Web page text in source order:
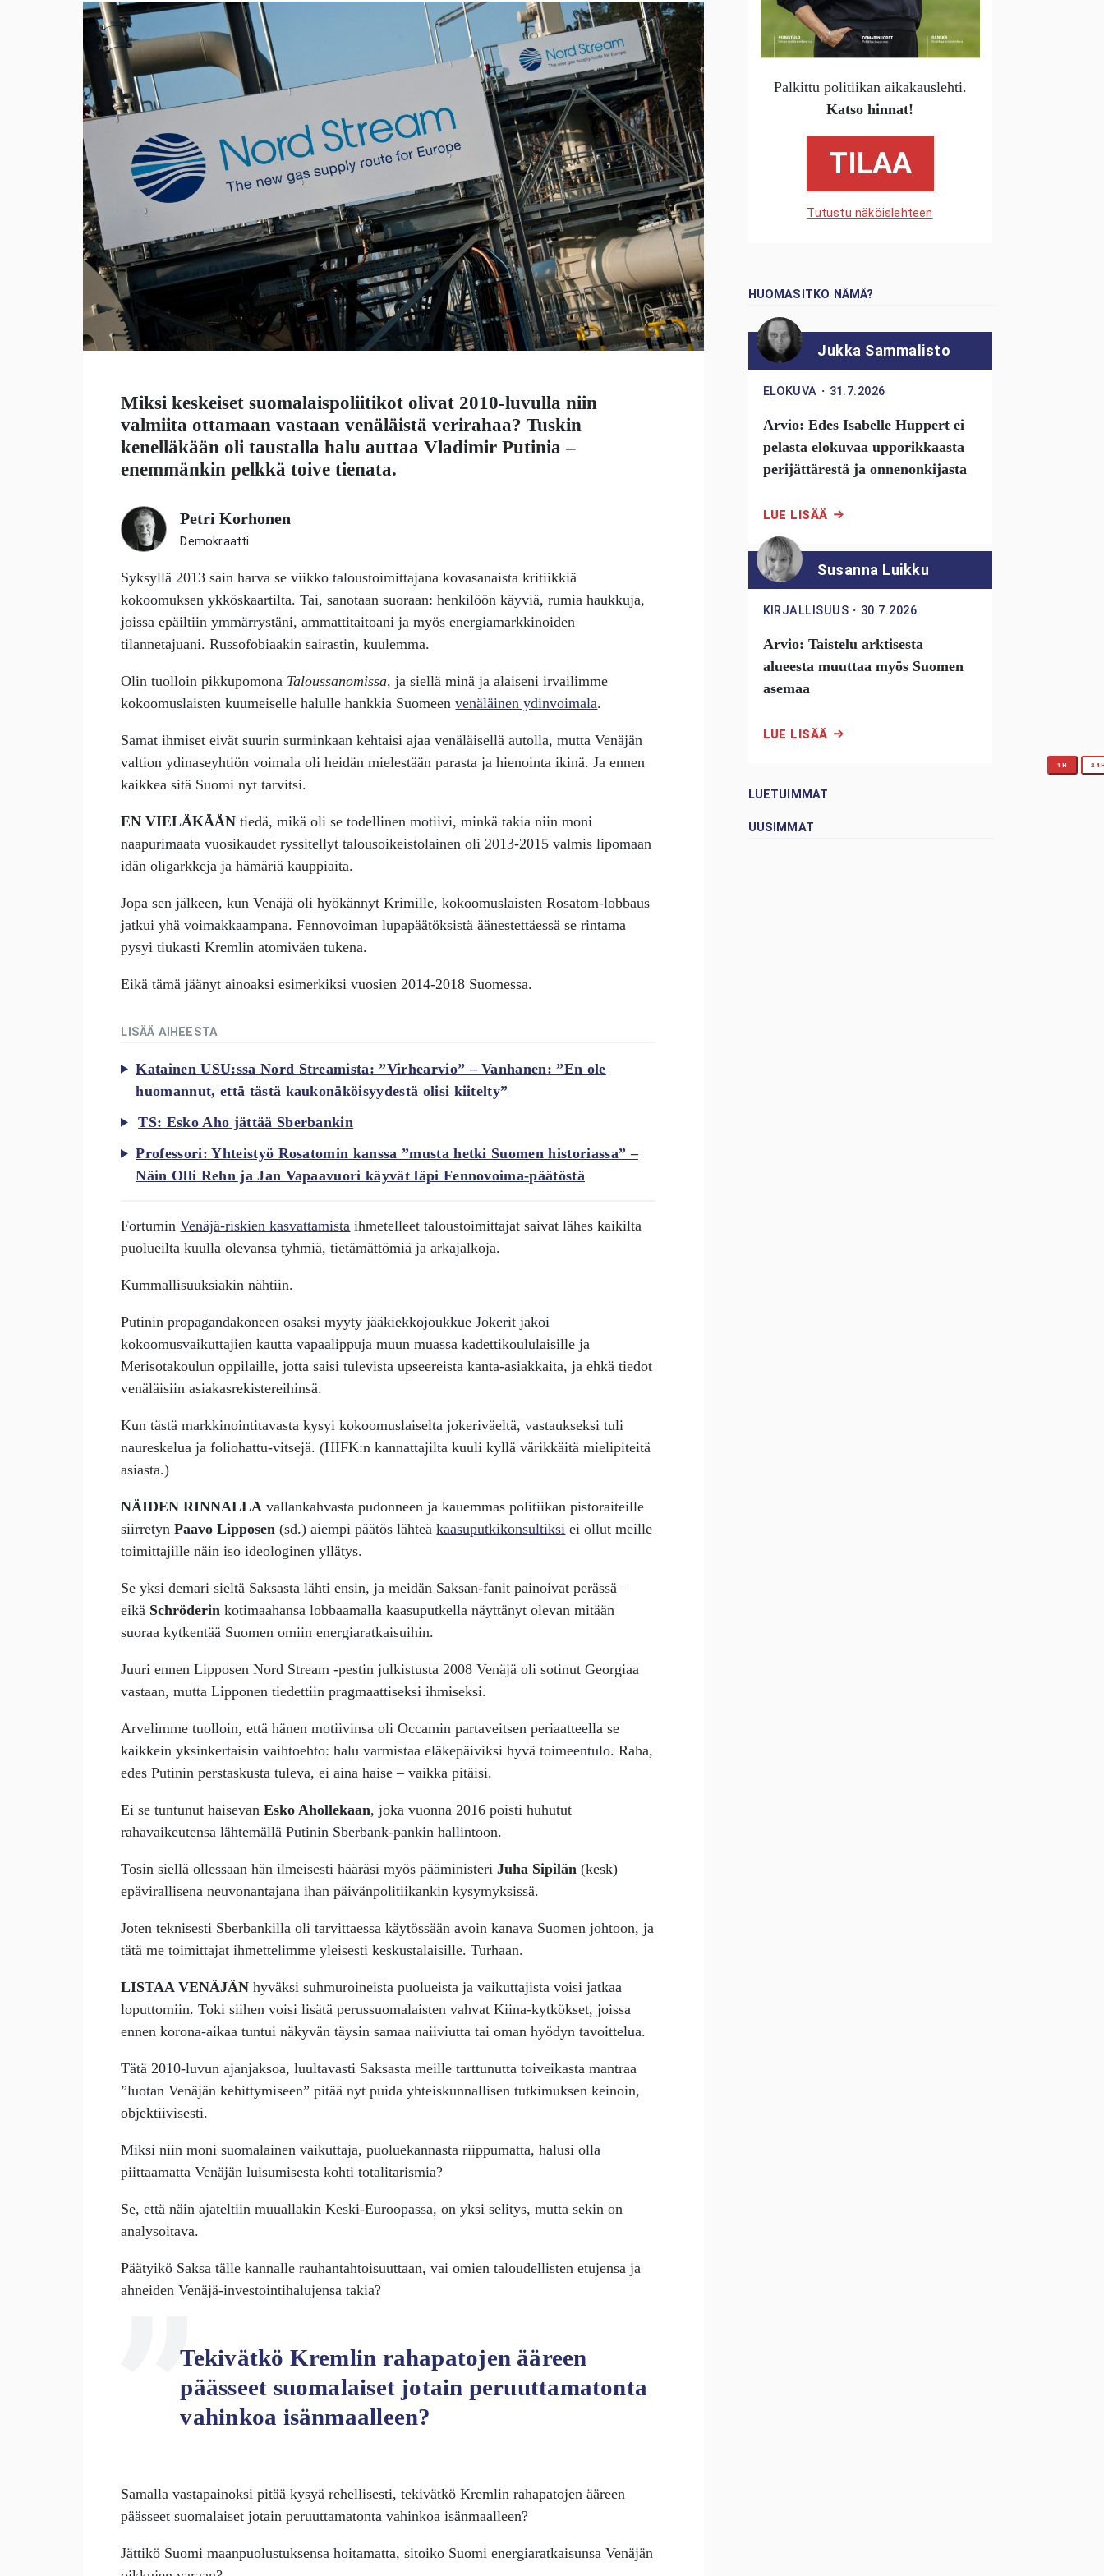
Miksi keskeiset suomalaispoliitikot olivat 2010-luvulla niin
valmiita ottamaan vastaan venäläistä verirahaa? Tuskin
kenelläkään oli taustalla halu auttaa Vladimir Putinia –
enemmänkin pelkkä toive tienata.
Petri Korhonen
Demokraatti
Syksyllä 2013 sain harva se viikko taloustoimittajana kovasanaista kritiikkiä
kokoomuksen ykköskaartilta. Tai, sanotaan suoraan: henkilöön käyviä, rumia haukkuja,
joissa epäiltiin ymmärrystäni, ammattitaitoani ja myös energiamarkkinoiden
tilannetajuani. Russofobiaakin sairastin, kuulemma.
Olin tuolloin pikkupomona Taloussanomissa, ja siellä minä ja alaiseni irvailimme
kokoomuslaisten kuumeiselle halulle hankkia Suomeenvenäläinen ydinvoimala.
Samat ihmiset eivät suurin surminkaan kehtaisi ajaa venäläisellä autolla, mutta Venäjän
valtion ydinaseyhtiön voimala oli heidän mielestään parasta ja hienointa ikinä. Ja ennen
kaikkea sitä Suomi nyt tarvitsi.
EN VIELÄKÄÄN tiedä, mikä oli se todellinen motiivi, minkä takia niin moni
naapurimaata vuosikaudet ryssitellyt talousoikeistolainen oli 2013-2015 valmis lipomaan
idän oligarkkeja ja hämäriä kauppiaita.
Jopa sen jälkeen, kun Venäjä oli hyökännyt Krimille, kokoomuslaisten Rosatom-lobbaus
jatkui yhä voimakkaampana. Fennovoiman lupapäätöksistä äänestettäessä se rintama
pysyi tiukasti Kremlin atomiväen tukena.
Eikä tämä jäänyt ainoaksi esimerkiksi vuosien 2014-2018 Suomessa.
LISÄÄ AIHEESTA
Katainen USU:ssa Nord Streamista: ”Virhearvio” – Vanhanen: ”En ole
huomannut, että tästä kaukonäköisyydestä olisi kiitelty”
TS: Esko Aho jättää Sberbankin
Professori: Yhteistyö Rosatomin kanssa ”musta hetki Suomen historiassa” –
Näin Olli Rehn ja Jan Vapaavuori käyvät läpi Fennovoima-päätöstä
FortuminVenäjä-riskien kasvattamista ihmetelleet taloustoimittajat saivat lähes kaikilta
puolueilta kuulla olevansa tyhmiä, tietämättömiä ja arkajalkoja.
Kummallisuuksiakin nähtiin.
Putinin propagandakoneen osaksi myyty jääkiekkojoukkue Jokerit jakoi
kokoomusvaikuttajien kautta vapaalippuja muun muassa kadettikoululaisille ja
Merisotakoulun oppilaille, jotta saisi tulevista upseereista kanta-asiakkaita, ja ehkä tiedot
venäläisiin asiakasrekistereihinsä.
Kun tästä markkinointitavasta kysyi kokoomuslaiselta jokeriväeltä, vastaukseksi tuli
naureskelua ja foliohattu-vitsejä. (HIFK:n kannattajilta kuuli kyllä värikkäitä mielipiteitä
asiasta.)
NÄIDEN RINNALLA vallankahvasta pudonneen ja kauemmas politiikan pistoraiteille
siirretynPaavo Lipposen (sd.) aiempi päätös lähteäkaasuputkikonsultiksi ei ollut meille
toimittajille näin iso ideologinen yllätys.
Se yksi demari sieltä Saksasta lähti ensin, ja meidän Saksan-fanit painoivat perässä –
eikä Schröderin kotimaahansa lobbaamalla kaasuputkella näyttänyt olevan mitään
suoraa kytkentää Suomen omiin energiaratkaisuihin.
Juuri ennen Lipposen Nord Stream -pestin julkistusta 2008 Venäjä oli sotinut Georgiaa
vastaan, mutta Lipponen tiedettiin pragmaattiseksi ihmiseksi.
Arvelimme tuolloin, että hänen motiivinsa oli Occamin partaveitsen periaatteella se
kaikkein yksinkertaisin vaihtoehto: halu varmistaa eläkepäiviksi hyvä toimeentulo. Raha,
edes Putinin perstaskusta tuleva, ei aina haise – vaikka pitäisi.
Ei se tuntunut haisevanEsko Ahollekaan, joka vuonna 2016 poisti huhutut
rahavaikeutensa lähtemällä Putinin Sberbank-pankin hallintoon.
Tosin siellä ollessaan hän ilmeisesti hääräsi myös pääministeriJuha Sipilän (kesk)
epävirallisena neuvonantajana ihan päivänpolitiikankin kysymyksissä.
Joten teknisesti Sberbankilla oli tarvittaessa käytössään avoin kanava Suomen johtoon, ja
tätä me toimittajat ihmettelimme yleisesti keskustalaisille. Turhaan.
LISTAA VENÄJÄN hyväksi suhmuroineista puolueista ja vaikuttajista voisi jatkaa
loputtomiin. Toki siihen voisi lisätä perussuomalaisten vahvat Kiina-kytkökset, joissa
ennen korona-aikaa tuntui näkyvän täysin samaa naiiviutta tai oman hyödyn tavoittelua.
Tätä 2010-luvun ajanjaksoa, luultavasti Saksasta meille tarttunutta toiveikasta mantraa
”luotan Venäjän kehittymiseen” pitää nyt puida yhteiskunnallisen tutkimuksen keinoin,
objektiivisesti.
Miksi niin moni suomalainen vaikuttaja, puoluekannasta riippumatta, halusi olla
piittaamatta Venäjän luisumisesta kohti totalitarismia?
Se, että näin ajateltiin muuallakin Keski-Euroopassa, on yksi selitys, mutta sekin on
analysoitava.
Päätyikö Saksa tälle kannalle rauhantahtoisuuttaan, vai omien taloudellisten etujensa ja
ahneiden Venäjä-investointihalujensa takia?
Tekivätkö Kremlin rahapatojen ääreen
päässeet suomalaiset jotain peruuttamatonta
vahinkoa isänmaalleen?
Samalla vastapainoksi pitää kysyä rehellisesti, tekivätkö Kremlin rahapatojen ääreen
päässeet suomalaiset jotain peruuttamatonta vahinkoa isänmaalleen?
Jättikö Suomi maanpuolustuksensa hoitamatta, sitoiko Suomi energiaratkaisunsa Venäjän
Palkittu politiikan aikakauslehti.
Katso hinnat!
TILAA
Tutustu näköislehteen
HUOMASITKO NÄMÄ?
Jukka Sammalisto
ELOKUVA ・ 31.7.2026
Arvio: Edes Isabelle Huppert ei
pelasta elokuvaa upporikkaasta
perijättärestä ja onnenonkijasta
LUE LISÄÄ
Susanna Luikku
KIRJALLISUUS ・ 30.7.2026
Arvio: Taistelu arktisesta
alueesta muuttaa myös Suomen
asemaa
LUE LISÄÄ
LUETUIMMAT
1H
UUSIMMAT